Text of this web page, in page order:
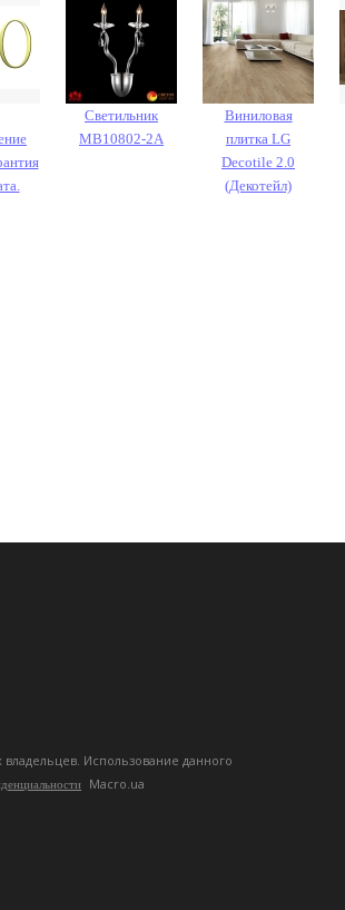
Светильник
MB10802-2A
Виниловая
плитка LG
Decotile 2.0
(Декотейл)
Использование данного
Macro.ua